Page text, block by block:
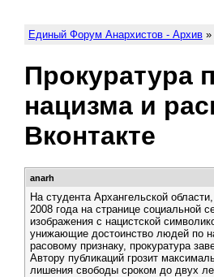
Единый Форум Анархистов - Архив »
Прокуратура
нацизма и
Вконтакте
anarh
На студента Архангельской
2008 года на странице социальной
изображения с нацистской
унижающие достоинство людей по
расовому признаку, прокуратура
Автору публикаций грозит
лишения свободы сроком до двух